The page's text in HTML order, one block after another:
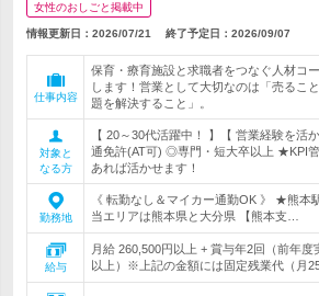
女性のおしごと掲載中
情報更新日：2026/07/21 終了予定日： 2026/09/07
仕事内容
保育・療育施設と求職者をつなぐ人材コ
します！営業として大切なのは「売るこ
題を解決すること」。
対象と
なる方
【 20～30代活躍中！ 】【 営業経験を活
通免許(AT可) ◎専門・短大卒以上 ★KPI
あれば活かせます！
勤務地
《 転勤なし＆マイカー通勤OK 》 ★熊
当エリアは熊本県と大分県 【熊本支…
給与
月給 260,500円以上 + 賞与年2回（前年
以上）※上記の金額には固定残業代（月